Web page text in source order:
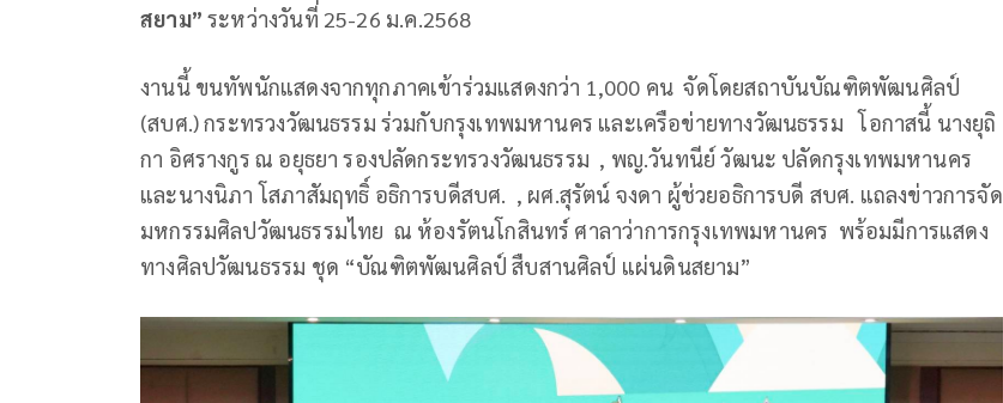
สยาม” ระหว่างวันที่ 25-26 ม.ค.2568
งานนี้ ขนทัพนักแสดงจากทุกภาคเข้าร่วมแสดงกว่า 1,000 คน จัดโดยสถาบันบัณฑิตพัฒนศิลป์
(สบศ.) กระทรวงวัฒนธรรม ร่วมกับกรุงเทพมหานคร และเครือข่ายทางวัฒนธรรม โอกาสนี้ นางยุถิ
กา อิศรางกูร ณ อยุธยา รองปลัดกระทรวงวัฒนธรรม , พญ.วันทนีย์ วัฒนะ ปลัดกรุงเทพมหานคร
และนางนิภา โสภาสัมฤทธิ์ อธิการบดีสบศ. , ผศ.สุรัตน์ จงดา ผู้ช่วยอธิการบดี สบศ. แถลงข่าวการจัด
มหกรรมศิลปวัฒนธรรมไทย ณ ห้องรัตนโกสินทร์ ศาลาว่าการกรุงเทพมหานคร พร้อมมีการแสดง
ทางศิลปวัฒนธรรม ชุด “บัณฑิตพัฒนศิลป์ สืบสานศิลป์ แผ่นดินสยาม”